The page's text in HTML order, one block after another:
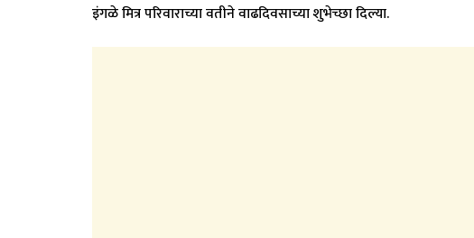
इंगळे मित्र परिवाराच्या वतीने वाढदिवसाच्या शुभेच्छा दिल्या.